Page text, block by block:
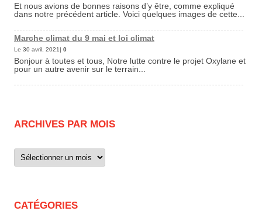
Et nous avions de bonnes raisons d’y être, comme expliqué
dans notre précédent article. Voici quelques images de cette...
Marche climat du 9 mai et loi climat
Le 30 avril, 2021| 0
Bonjour à toutes et tous, Notre lutte contre le projet Oxylane et
pour un autre avenir sur le terrain...
ARCHIVES PAR MOIS
Archives
par
CATÉGORIES